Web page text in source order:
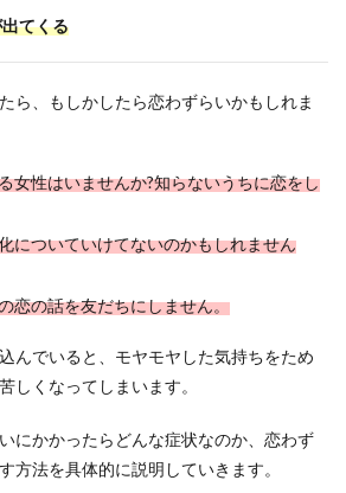
てくる
ら、もしかしたら恋わずらいかもしれま
女性はいませんか?知らないうちに恋をし
についていけてないのかもしれません
恋の話を友だちにしません。
んでいると、モヤモヤした気持ちをため
しくなってしまいます。
にかかったらどんな症状なのか、恋わず
方法を具体的に説明していきます。